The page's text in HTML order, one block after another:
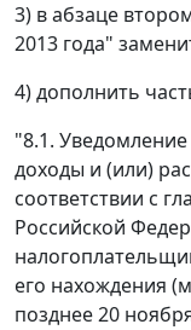
3) в абзаце
2013 года"
4) дополнить
"8.1.
доходы и (или)
соответствии с
Российской
его нахождения
позднее 20